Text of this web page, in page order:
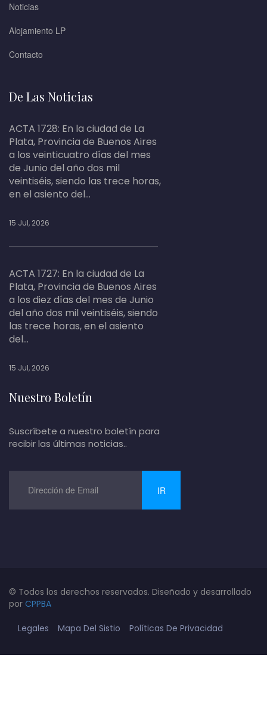
Noticias
Alojamiento LP
Contacto
De Las Noticias
ACTA 1728: En la ciudad de La
Plata, Provincia de Buenos Aires
a los veinticuatro días del mes
de Junio del año dos mil
veintiséis, siendo las trece horas,
en el asiento del...
15 Jul, 2026
ACTA 1727: En la ciudad de La
Plata, Provincia de Buenos Aires
a los diez días del mes de Junio
del año dos mil veintiséis, siendo
las trece horas, en el asiento
del...
15 Jul, 2026
Nuestro Boletín
Suscríbete a nuestro boletín para
recibir las últimas noticias..
IR
© Todos los derechos reservados. Diseñado y desarrollado
por CPPBA
Legales Mapa Del Sistio Políticas De Privacidad